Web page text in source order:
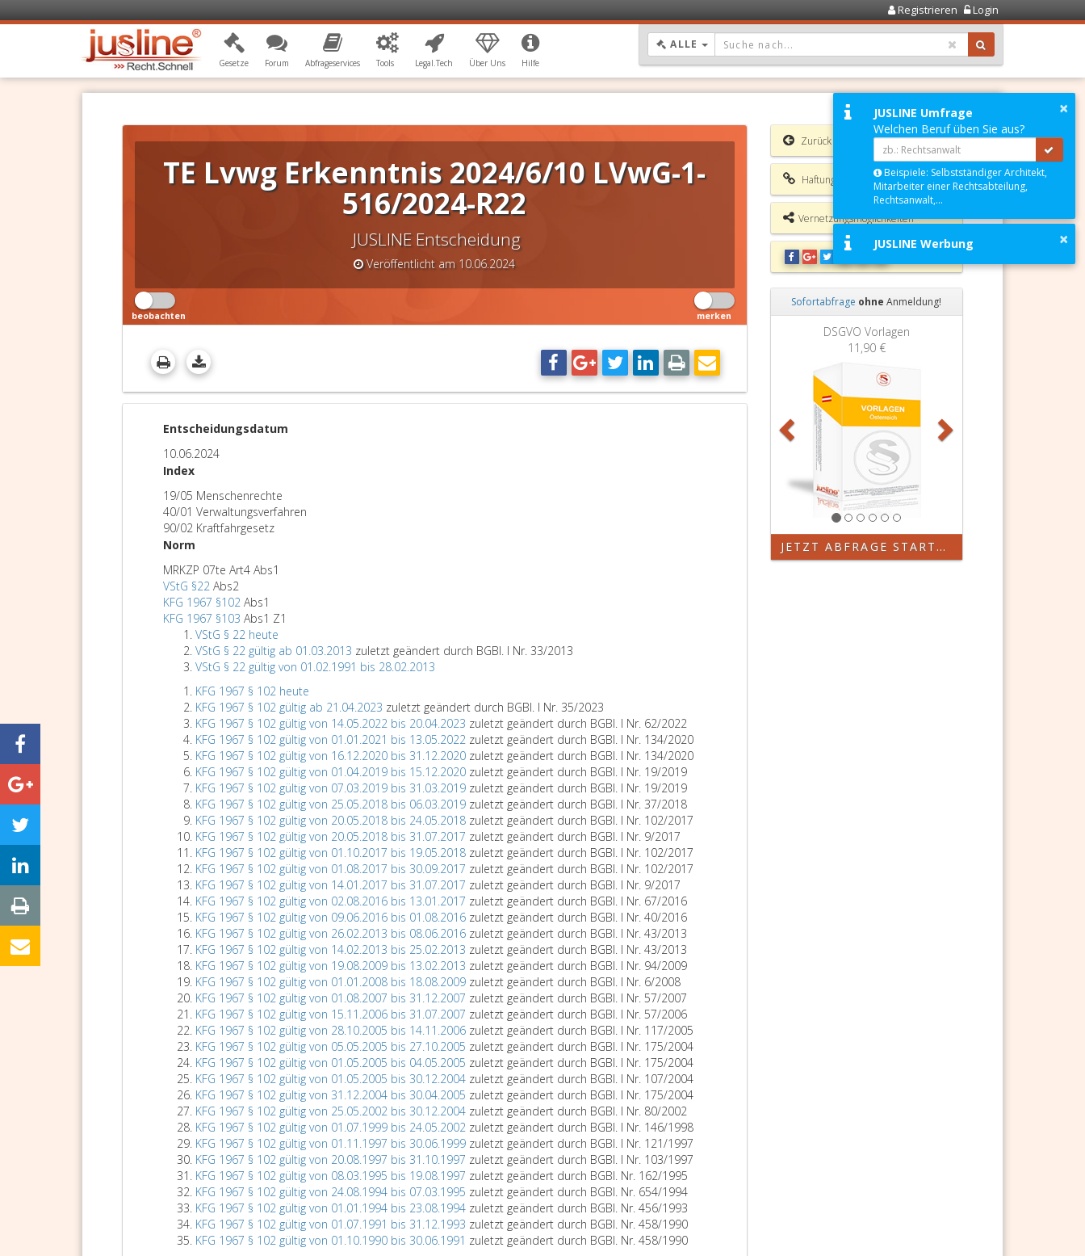
Registrieren Login
Gesetze Forum Abfrageservices Tools Legal.Tech Über Uns Hilfe
ALLE DROPDOWN: GEWÄHLTER WERT IST ALLE
TE Lvwg Erkenntnis 2024/6/10 LVwG-1-
516/2024-R22
JUSLINE Entscheidung
Veröffentlicht am 10.06.2024
beobachten merken
Entscheidungsdatum
10.06.2024
Index
19/05 Menschenrechte
40/01 Verwaltungsverfahren
90/02 Kraftfahrgesetz
Norm
MRKZP 07te Art4 Abs1
VStG §22 Abs2
KFG 1967 §102 Abs1
KFG 1967 §103 Abs1 Z1
VStG § 22 heute
VStG § 22 gültig ab 01.03.2013 zuletzt geändert durch BGBl. I Nr. 33/2013
VStG § 22 gültig von 01.02.1991 bis 28.02.2013
KFG 1967 § 102 heute
KFG 1967 § 102 gültig ab 21.04.2023 zuletzt geändert durch BGBl. I Nr. 35/2023
KFG 1967 § 102 gültig von 14.05.2022 bis 20.04.2023 zuletzt geändert durch BGBl. I Nr. 62/2022
KFG 1967 § 102 gültig von 01.01.2021 bis 13.05.2022 zuletzt geändert durch BGBl. I Nr. 134/2020
KFG 1967 § 102 gültig von 16.12.2020 bis 31.12.2020 zuletzt geändert durch BGBl. I Nr. 134/2020
KFG 1967 § 102 gültig von 01.04.2019 bis 15.12.2020 zuletzt geändert durch BGBl. I Nr. 19/2019
KFG 1967 § 102 gültig von 07.03.2019 bis 31.03.2019 zuletzt geändert durch BGBl. I Nr. 19/2019
KFG 1967 § 102 gültig von 25.05.2018 bis 06.03.2019 zuletzt geändert durch BGBl. I Nr. 37/2018
KFG 1967 § 102 gültig von 20.05.2018 bis 24.05.2018 zuletzt geändert durch BGBl. I Nr. 102/2017
KFG 1967 § 102 gültig von 20.05.2018 bis 31.07.2017 zuletzt geändert durch BGBl. I Nr. 9/2017
KFG 1967 § 102 gültig von 01.10.2017 bis 19.05.2018 zuletzt geändert durch BGBl. I Nr. 102/2017
KFG 1967 § 102 gültig von 01.08.2017 bis 30.09.2017 zuletzt geändert durch BGBl. I Nr. 102/2017
KFG 1967 § 102 gültig von 14.01.2017 bis 31.07.2017 zuletzt geändert durch BGBl. I Nr. 9/2017
KFG 1967 § 102 gültig von 02.08.2016 bis 13.01.2017 zuletzt geändert durch BGBl. I Nr. 67/2016
KFG 1967 § 102 gültig von 09.06.2016 bis 01.08.2016 zuletzt geändert durch BGBl. I Nr. 40/2016
KFG 1967 § 102 gültig von 26.02.2013 bis 08.06.2016 zuletzt geändert durch BGBl. I Nr. 43/2013
KFG 1967 § 102 gültig von 14.02.2013 bis 25.02.2013 zuletzt geändert durch BGBl. I Nr. 43/2013
KFG 1967 § 102 gültig von 19.08.2009 bis 13.02.2013 zuletzt geändert durch BGBl. I Nr. 94/2009
KFG 1967 § 102 gültig von 01.01.2008 bis 18.08.2009 zuletzt geändert durch BGBl. I Nr. 6/2008
KFG 1967 § 102 gültig von 01.08.2007 bis 31.12.2007 zuletzt geändert durch BGBl. I Nr. 57/2007
KFG 1967 § 102 gültig von 15.11.2006 bis 31.07.2007 zuletzt geändert durch BGBl. I Nr. 57/2006
KFG 1967 § 102 gültig von 28.10.2005 bis 14.11.2006 zuletzt geändert durch BGBl. I Nr. 117/2005
KFG 1967 § 102 gültig von 05.05.2005 bis 27.10.2005 zuletzt geändert durch BGBl. I Nr. 175/2004
KFG 1967 § 102 gültig von 01.05.2005 bis 04.05.2005 zuletzt geändert durch BGBl. I Nr. 175/2004
KFG 1967 § 102 gültig von 01.05.2005 bis 30.12.2004 zuletzt geändert durch BGBl. I Nr. 107/2004
KFG 1967 § 102 gültig von 31.12.2004 bis 30.04.2005 zuletzt geändert durch BGBl. I Nr. 175/2004
KFG 1967 § 102 gültig von 25.05.2002 bis 30.12.2004 zuletzt geändert durch BGBl. I Nr. 80/2002
KFG 1967 § 102 gültig von 01.07.1999 bis 24.05.2002 zuletzt geändert durch BGBl. I Nr. 146/1998
KFG 1967 § 102 gültig von 01.11.1997 bis 30.06.1999 zuletzt geändert durch BGBl. I Nr. 121/1997
KFG 1967 § 102 gültig von 20.08.1997 bis 31.10.1997 zuletzt geändert durch BGBl. I Nr. 103/1997
KFG 1967 § 102 gültig von 08.03.1995 bis 19.08.1997 zuletzt geändert durch BGBl. Nr. 162/1995
KFG 1967 § 102 gültig von 24.08.1994 bis 07.03.1995 zuletzt geändert durch BGBl. Nr. 654/1994
KFG 1967 § 102 gültig von 01.01.1994 bis 23.08.1994 zuletzt geändert durch BGBl. Nr. 456/1993
KFG 1967 § 102 gültig von 01.07.1991 bis 31.12.1993 zuletzt geändert durch BGBl. Nr. 458/1990
KFG 1967 § 102 gültig von 01.10.1990 bis 30.06.1991 zuletzt geändert durch BGBl. Nr. 458/1990
Zurück
Haftungsausschluss
Vernetzungsmöglichkeiten
Sofortabfrage ohne Anmeldung!
Grundbuchauszug
11,90 €
Zurück
JETZT ABFRAGE STARTEN
×
JUSLINE Umfrage
Welchen Beruf üben Sie aus?
Beispiele: Selbstständiger Architekt,
Mitarbeiter einer Rechtsabteilung,
Rechtsanwalt,...
×
JUSLINE Werbung